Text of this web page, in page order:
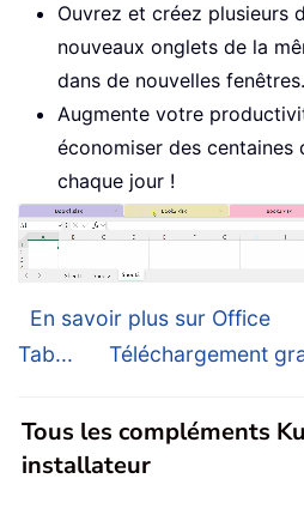
Ouvrez et créez plusieurs
nouveaux onglets de la
dans de nouvelles fenêtres.
Augmente votre
économiser des centaines
chaque jour !
En savoir plus sur Office
Tab...
Téléchargement
Tous les compléments
installateur